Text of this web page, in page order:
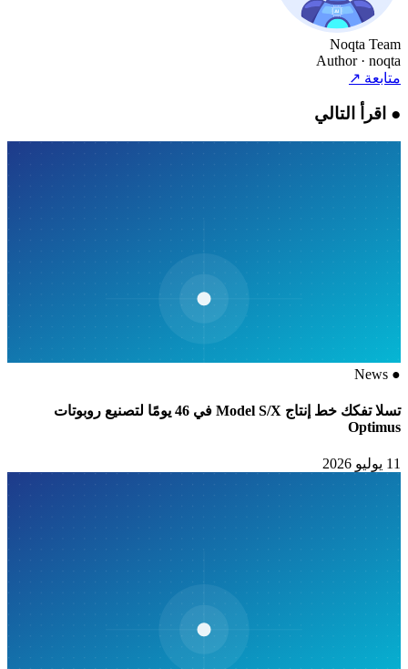
Noqta Team
Author · noqta
متابعة↗
●اقرأ التالي
●
News
تسلا تفكك خط إنتاج Model S/X في 46 يومًا لتصنيع روبوتات
Optimus
11 يوليو 2026